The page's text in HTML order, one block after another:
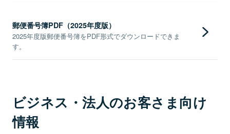
郵便番号簿PDF（2025年度版）
2025年度版郵便番号簿をPDF形式でダウンロードできま
す。
ビジネス・法人のお客さま向け
情報